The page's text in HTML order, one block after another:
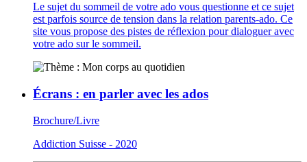
Le sujet du sommeil de votre ado vous questionne et ce sujet
est parfois source de tension dans la relation parents-ado. Ce
site vous propose des pistes de réflexion pour dialoguer avec
votre ado sur le sommeil.
Écrans : en parler avec les ados
Brochure/Livre
Addiction Suisse - 2020